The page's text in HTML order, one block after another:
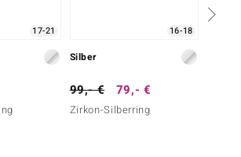
17-21 16-18
Silber
99,- € 79,- €
Zirkon-Silberring